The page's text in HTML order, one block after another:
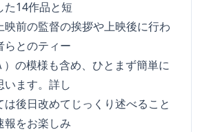
た14作品と短
前の監督の挨拶や上映後に行わ
らとのティー
の模様も含め、ひとまず簡単に
います。詳し
後日改めてじっくり述べること
報をお楽しみ